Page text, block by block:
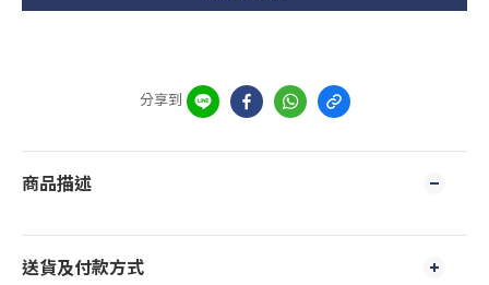
分享到
商品描述
送貨及付款方式